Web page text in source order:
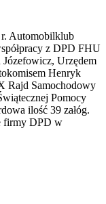
Automobilklub
z DPD FHU
Urzędem
Henryk
Rajd Samochodowy
Pomocy
ilość 39 załóg.
firmy DPD w